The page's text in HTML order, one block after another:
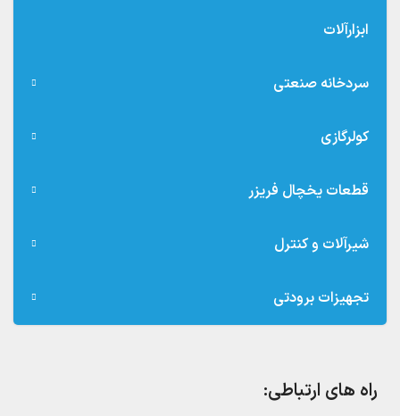
ابزارآلات
سردخانه صنعتی
کولرگازی
قطعات یخچال فریزر
شیرآلات و کنترل
تجهیزات برودتی
راه های ارتباطی: